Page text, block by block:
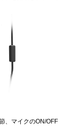
、マイクのON/OFF